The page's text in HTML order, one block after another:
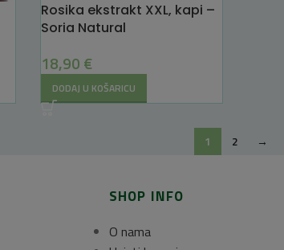
Rosika ekstrakt XXL, kapi –
Soria Natural
18,90 €
DODAJ U KOŠARICU
1 2 →
SHOP INFO
O nama